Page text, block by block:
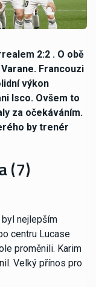
2:2 . O obě
Francouzi
výkon
Isco. Ovšem to
za očekáváním.
by trenér
(7)
byl nejlepším
centru Lucase
proměnili. Karim
Velký přínos pro